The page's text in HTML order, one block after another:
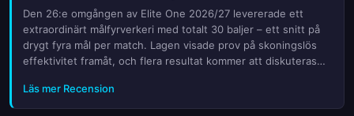
Den 26:e omgången av Elite One 2026/27 levererade ett
extraordinärt målfyrverkeri med totalt 30 baljer – ett snitt på
drygt fyra mål per match. Lagen visade prov på skoningslös
effektivitet framåt, och flera resultat kommer att diskuteras
Läs mer Recension